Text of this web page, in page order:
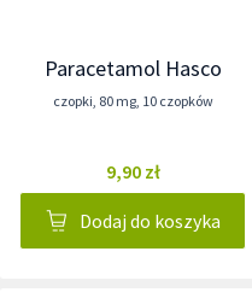
Paracetamol Hasco
czopki, 80 mg, 10 czopków
9,90 zł
Dodaj do koszyka